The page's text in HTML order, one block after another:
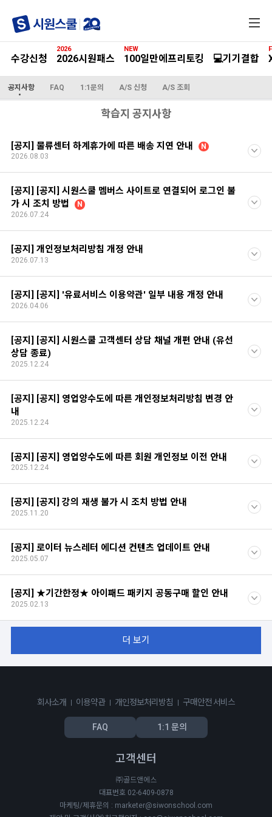
메
수강신청 2026시원패스
2026
100일만에프리토킹
NEW
💻기기결합
공지사항 FAQ 1:1문의 A/S 신청 A/S 조회
학습지 공지사항
[공지] 물류센터 하계휴가에 따른 배송 지연 안내
N
2026.08.03
[공지] [공지] 시원스쿨 멤버스 사이트로 연결되어 로그인 불
가 시 조치 방법
N
2026.07.24
[공지] 개인정보처리방침 개정 안내
2026.07.13
[공지] [공지] '유료서비스 이용약관' 일부 내용 개정 안내
2026.04.06
[공지] [공지] 시원스쿨 고객센터 상담 채널 개편 안내 (유선
상담 종료)
2025.12.24
[공지] [공지] 영업양수도에 따른 개인정보처리방침 변경 안
내
2025.12.24
[공지] [공지] 영업양수도에 따른 회원 개인정보 이전 안내
2025.12.24
[공지] [공지] 강의 재생 불가 시 조치 방법 안내
2025.11.20
[공지] 로이터 뉴스레터 에디션 컨텐츠 업데이트 안내
2025.05.07
[공지] ★기간한정★ 아이패드 패키지 공동구매 할인 안내
2025.02.13
더 보기
회사소개 이용약관 개인정보처리방침 구매안전 서비스
FAQ 1:1 문의
고객센터
㈜골드앤에스
대표번호 02-6409-0878
마케팅/제휴문의 : marketer@siwonschool.com